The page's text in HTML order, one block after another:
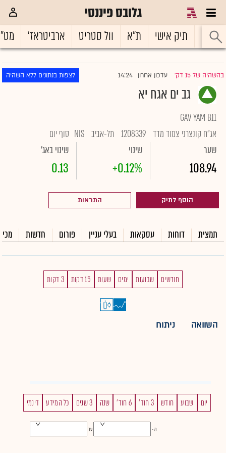
גלובס פיננסי
ראשי תיק אישי ת"א וול סטריט ארביטראז'
בהשהיה של 15 דק' |עדכון אחרון 14:24 לצפות בנתונים ללא השהיה
גב ים אגח יא
GAV YAM B11
אג"ח קונצרני צמוד מדד 1208339 תל-אביב NIS סוף יום
שער
108.94
שינוי
+0.12%
שינוי באג'
0.13
הוסף לתיק התראות
תמצית דוחות עסקאות בעלי עניין פורום חדשות
חודשים שבועות ימים שעות 15 דקות 3 דקות
השוואה ניתוח
יום שבוע חודש 3 חוד' 6 חוד' שנה 3 שנים כל המידע דינמי
מ - עד